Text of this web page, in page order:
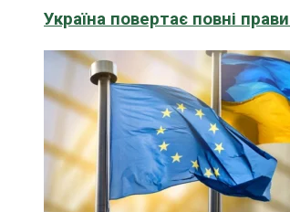
Україна повертає повні